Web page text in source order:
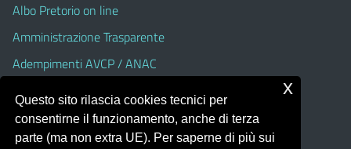
Albo Pretorio on line
Amministrazione Trasparente
Adempimenti AVCP / ANAC
Accesso Civico
Dichiarazione di accessibilità
Questo sito rilascia cookies tecnici per
consentirne il funzionamento, anche di terza
parte (ma non extra UE). Per saperne di più sui
x